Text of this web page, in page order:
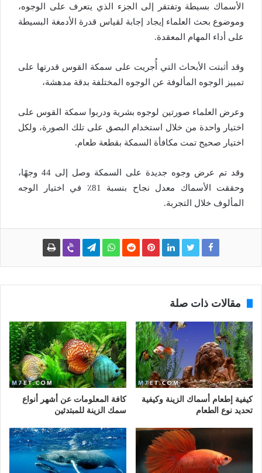
الأسماك بسيطة وتفتقر إلى الجزء الذي يتعرف على الوجوه،
وموضوع بحث العلماء إيجاد إجابة لقياس قدرة الأدمغة البسيطة
على أداء المهام المعقدة.
وقد أثبتت الأبحاث التي أُجريت على سمكة القوس قدرتها على
تمييز الوجوه المألوفة عن الوجوه المختلفة بدقة مدهشة،
وعرض العلماء صورتين لوجوه بشرية ودربوا سمكة القوس على
اختيار واحدة من خلال استخدام البصق على تلك الصورة، ولكل
اختيار صحيح تمت مكافأة السمكة بقطعة طعام.
وقد تم عرض وجوه جديدة على السمكة وصل إلى 44 وجهًا،
وحققت الأسماك معدل نجاح بنسبة 81٪ في اختيار الوجه
المألوف خلال التجربة.
مقالات ذات صلة
كيفية إطعام أسماك الزينة وكيفية
تحديد نوع الطعام
كافة المعلومات عن أشهر أنواع
سمك الزينة للمبتدئين